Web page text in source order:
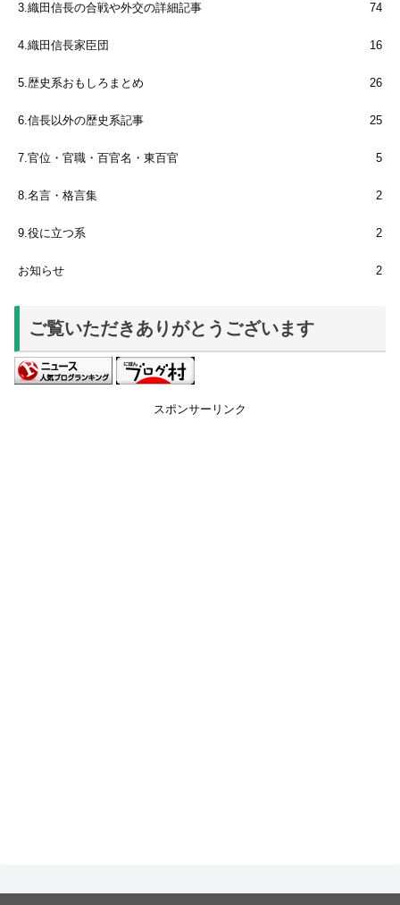
3.織田信長の合戦や外交の詳細記事 74
4.織田信長家臣団 16
5.歴史系おもしろまとめ 26
6.信長以外の歴史系記事 25
7.官位・官職・百官名・東百官 5
8.名言・格言集 2
9.役に立つ系 2
お知らせ 2
ご覧いただきありがとうございます
スポンサーリンク